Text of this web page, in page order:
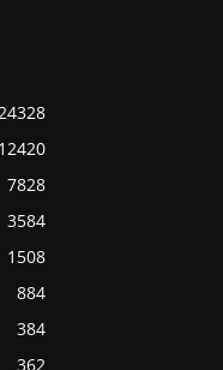
12420
7828
3584
1508
884
384
362